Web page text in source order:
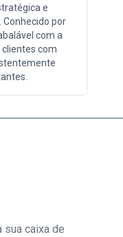
e
por
com a
com
sua caixa de